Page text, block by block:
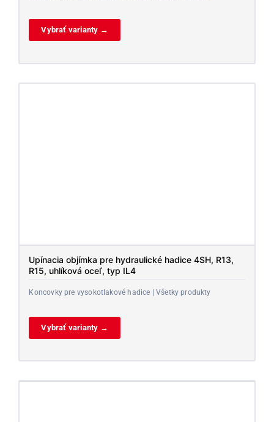
Vybrať varianty →
Upínacia objímka pre hydraulické hadice 4SH, R13,
R15, uhlíková oceľ, typ IL4
Koncovky pre vysokotlakové hadice | Všetky produkty
Vybrať varianty →